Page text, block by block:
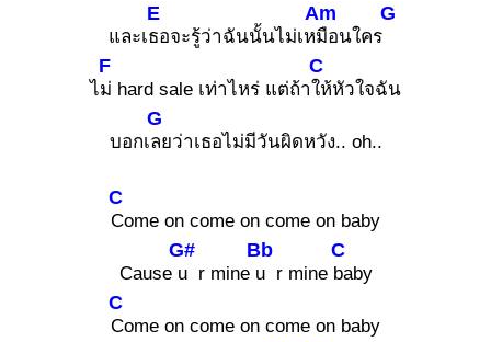
และเ
E
ธอจะรู้ว่าฉันนั้นไม่เห
Am
มือนใคร
G
ไ
F
ม่ hard sale เท่าไหร่ แต่ถ้า
C
ให้หัวใจฉัน
บอกเ
G
ลยว่าเธอไม่มีวันผิดหวัง.. oh..
C
Come on come on come on baby
Cause
G#
u r mine
Bb
u r mine
C
baby
C
Come on come on come on baby